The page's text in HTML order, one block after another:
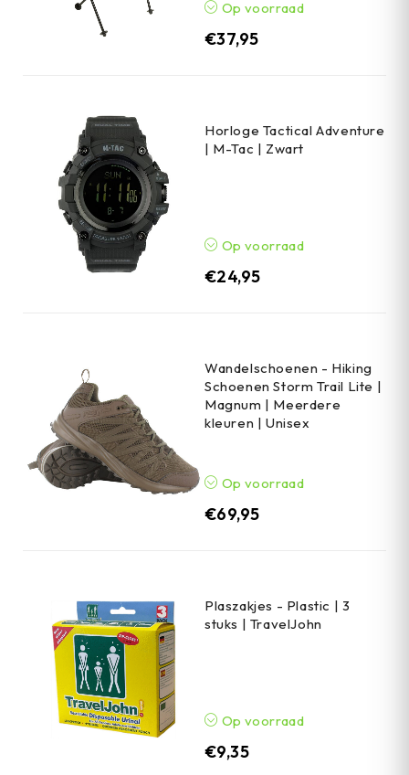
Op voorraad
€37,95
Horloge Tactical Adventure
| M-Tac | Zwart
Op voorraad
€24,95
Wandelschoenen - Hiking
Schoenen Storm Trail Lite |
Magnum | Meerdere
kleuren | Unisex
Op voorraad
€69,95
Plaszakjes - Plastic | 3
stuks | TravelJohn
Op voorraad
€9,35